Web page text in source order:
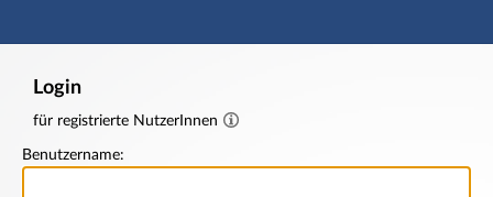
Hauptnavigation
Login
für registrierte NutzerInnen
Benutzername: